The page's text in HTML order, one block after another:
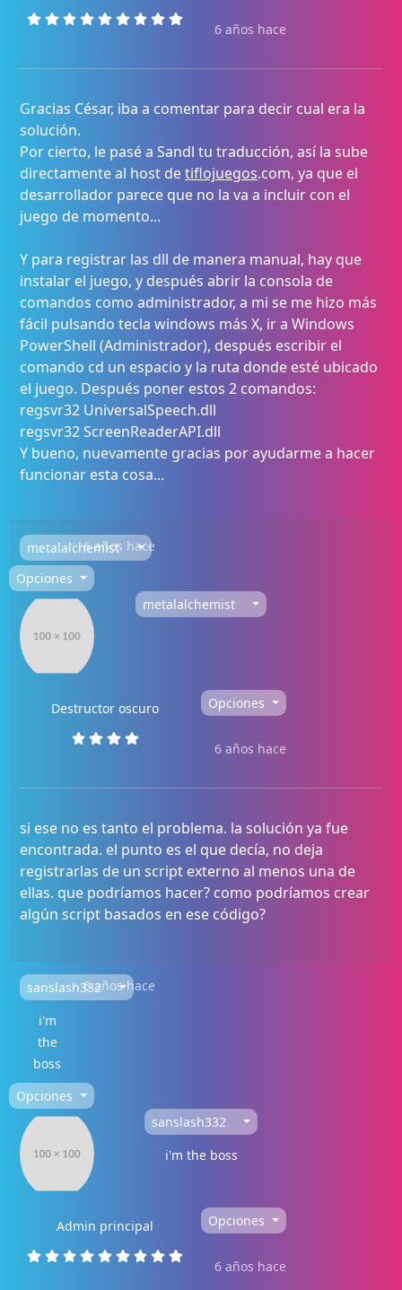
6 años hace
Gracias César, iba a comentar para decir cual era la
solución.
Por cierto, le pasé a Sandl tu traducción, así la sube
directamente al host detiflojuegos.com, ya que el
desarrollador parece que no la va a incluir con el
juego de momento...
Y para registrar las dll de manera manual, hay que
instalar el juego, y después abrir la consola de
comandos como administrador, a mi se me hizo más
fácil pulsando tecla windows más X, ir a Windows
PowerShell (Administrador), después escribir el
comando cd un espacio y la ruta donde esté ubicado
el juego. Después poner estos 2 comandos:
regsvr32 UniversalSpeech.dll
regsvr32 ScreenReaderAPI.dll
Y bueno, nuevamente gracias por ayudarme a hacer
funcionar esta cosa...
metalalchemist6 años hace
Opciones
metalalchemist
Destructor oscuro Opciones
6 años hace
si ese no es tanto el problema. la solución ya fue
encontrada. el punto es el que decía, no deja
registrarlas de un script externo al menos una de
ellas. que podríamos hacer? como podríamos crear
algún script basados en ese código?
sanslash332
i'm
the
boss
6 años hace
Opciones
sanslash332
i'm the boss
Admin principal Opciones
6 años hace